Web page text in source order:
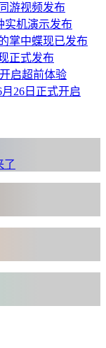
游视频发布
实机演示发布
掌中蝶现已发布
正式发布
启超前体验
26日正式开启
了